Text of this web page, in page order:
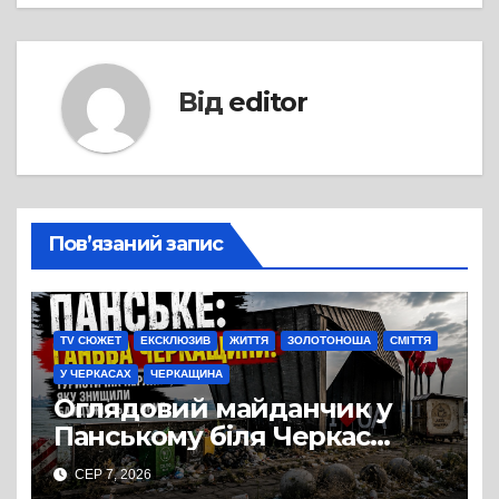
Від editor
Пов’язаний запис
TV СЮЖЕТ ЕКСКЛЮЗИВ ЖИТТЯ ЗОЛОТОНОША СМІТТЯ
У ЧЕРКАСАХ ЧЕРКАЩИНА
Оглядовий майданчик у
Панському біля Черкас
перетворився на занедбане
сміттєзвалище
СЕР 7, 2026